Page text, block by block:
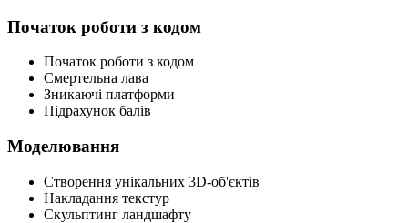
Початок роботи з кодом
Початок роботи з кодом
Смертельна лава
Зникаючі платформи
Підрахунок балів
Моделювання
Створення унікальних 3D-об'єктів
Накладання текстур
Скульптинг ландшафту